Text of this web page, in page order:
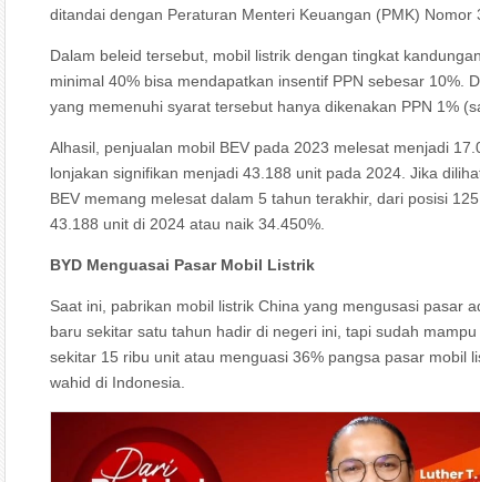
ditandai dengan Peraturan Menteri Keuangan (PMK) Nomor
Dalam beleid tersebut, mobil listrik dengan tingkat
minimal 40% bisa mendapatkan insentif PPN sebesar 10%.
yang memenuhi syarat tersebut hanya dikenakan PPN 1%
Alhasil, penjualan mobil BEV pada 2023 melesat menjadi
lonjakan signifikan menjadi 43.188 unit pada 2024. Jika
BEV memang melesat dalam 5 tahun terakhir, dari posisi
43.188 unit di 2024 atau naik 34.450%.
BYD Menguasai Pasar Mobil Listrik
Saat ini, pabrikan mobil listrik China yang mengusasi pasar
baru sekitar satu tahun hadir di negeri ini, tapi sudah
sekitar 15 ribu unit atau menguasi 36% pangsa pasar mobil
wahid di Indonesia.